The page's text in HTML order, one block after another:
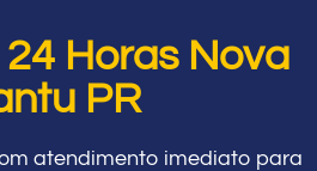
Horas Nova
PR
atendimento imediato para